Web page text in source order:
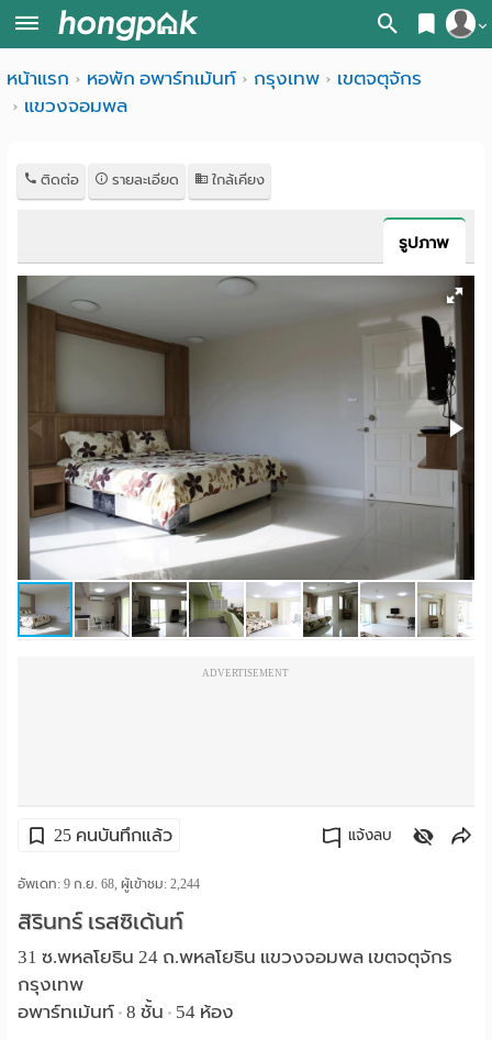
สมัครสมาชิก
หน้า
ค้นหา
ค้นจากสถานีรถไฟฟ้า
ค้นตามจังหวัด
ค้นจากสถานศึกษา
ค้นแบบละเอียด
พาร์
ท
ห้อง
พัก
ราย
เดือน
ห้อง
โฆษณา
ลง
ประกาศ
ฟรี
Language
หน้าแรก หอพัก อพาร์ทเม้นท์ กรุงเทพ
เขตจตุจักร
แขวงจอมพล
ติดต่อ รายละเอียด ใกล้เคียง
รูปภาพ
ADVERTISEMENT
25 คนบันทึกแล้ว แจ้งลบ
อัพเดท: 9 ก.ย. 68, ผู้เข้าชม:2,244
สิรินทร์ เรสซิเด้นท์
31 ซ.พหลโยธิน 24 ถ.พหลโยธิน แขวงจอมพล เขตจตุจักร
กรุงเทพ
อพาร์ทเม้นท์ • 8 ชั้น • 54 ห้อง